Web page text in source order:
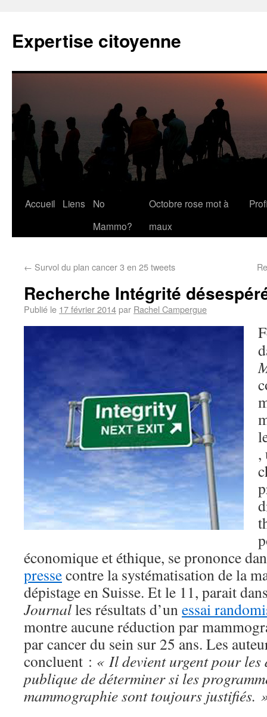
Expertise citoyenne
Accueil Liens
No
Mammo?
Octobre rose mot à
maux
← Survol du plan cancer 3 en 25 tweets
Recherche Intégrité
Publié le 17 février 2014par Rachel Campergue
,
économique et éthique, se prononce
pressecontre la systématisation de la
dépistage en Suisse. Et le 11, parait
Journalles résultats d’unessai
montre aucune réduction par
par cancer du sein sur 25 ans. Les
concluent : « Il devient urgent pour les
publique de déterminer si les
mammographie sont toujours justifiés.